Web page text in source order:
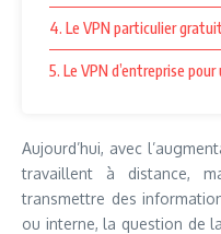
4. Le VPN particulier
5. Le VPN d’entreprise
Aujourd’hui, avec
travaillent à distance,
transmettre des
ou interne, la question de